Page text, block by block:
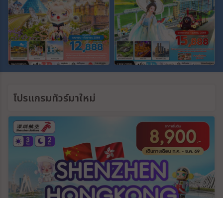
เฉพาะเดือน
ระหว่าง
โปรแกรมทัวร์มาใหม่